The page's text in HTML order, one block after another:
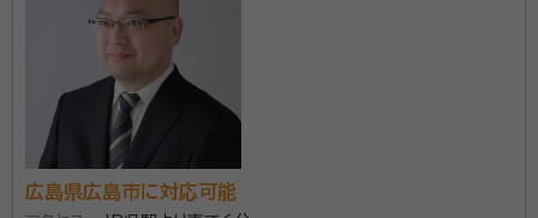
広島県広島市に対応可能